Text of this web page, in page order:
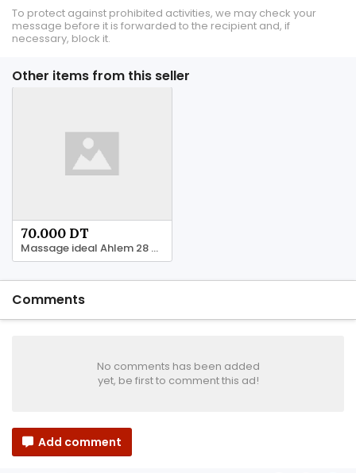
To protect against prohibited activities, we may check your
message before it is forwarded to the recipient and, if
necessary, block it.
Other items from this seller
70.000 DT
Massage ideal Ahlem 28 28 1625
Comments
No comments has been added
yet, be first to comment this ad!
Add comment